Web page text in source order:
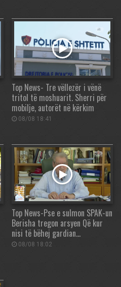
Top News- Tre vëllezër i vënë
tritol të moshuarit. Sherri për
mobilje, autorët në kërkim
08/08 18:41
Top News-Pse e sulmon SPAK-un
Berisha tregon arsyen Që kur
nisi të bëhej gardian…
08/08 18:02